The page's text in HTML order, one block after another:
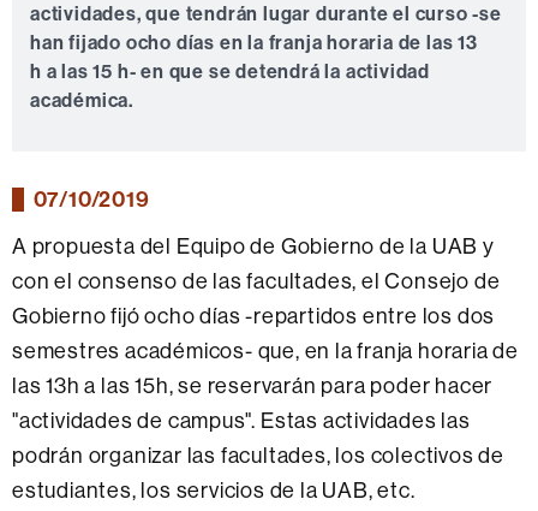
actividades, que tendrán lugar durante el curso -se
han fijado ocho días en la franja horaria de las 13
h a las 15 h- en que se detendrá la actividad
académica.
07/10/2019
A propuesta del Equipo de Gobierno de la UAB y
con el consenso de las facultades, el Consejo de
Gobierno fijó ocho días -repartidos entre los dos
semestres académicos- que, en la franja horaria de
las 13h a las 15h, se reservarán para poder hacer
"actividades de campus". Estas actividades las
podrán organizar las facultades, los colectivos de
estudiantes, los servicios de la UAB, etc.